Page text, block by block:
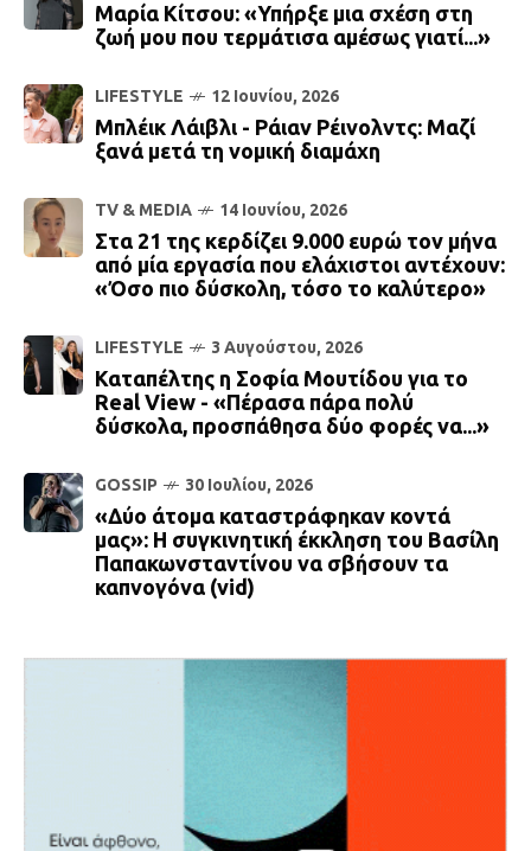
Μαρία Κίτσου: «Υπήρξε μια σχέση στη
ζωή μου που τερμάτισα αμέσως γιατί...»
LIFESTYLE 12 Ιουνίου, 2026
Μπλέικ Λάιβλι - Ράιαν Ρέινολντς: Μαζί
ξανά μετά τη νομική διαμάχη
TV & MEDIA 14 Ιουνίου, 2026
Στα 21 της κερδίζει 9.000 ευρώ τον μήνα
από μία εργασία που ελάχιστοι αντέχουν:
«Όσο πιο δύσκολη, τόσο το καλύτερο»
LIFESTYLE 3 Αυγούστου, 2026
Καταπέλτης η Σοφία Μουτίδου για το
Real View - «Πέρασα πάρα πολύ
δύσκολα, προσπάθησα δύο φορές να...»
GOSSIP 30 Ιουλίου, 2026
«Δύο άτομα καταστράφηκαν κοντά
μας»: Η συγκινητική έκκληση του Βασίλη
Παπακωνσταντίνου να σβήσουν τα
καπνογόνα (vid)